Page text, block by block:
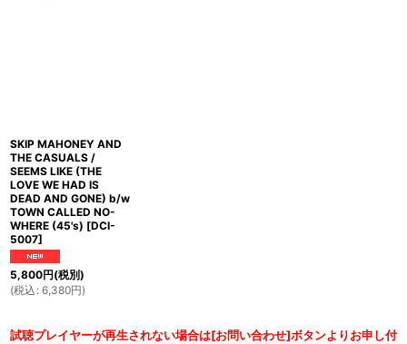
SKIP MAHONEY AND
THE CASUALS /
SEEMS LIKE (THE
LOVE WE HAD IS
DEAD AND GONE) b/w
TOWN CALLED NO-
WHERE (45's) [DCI-
5007]
5,800円(税別)
(税込 : 6,380円)
試聴プレイヤーが再生されない場合は[お問い合わせ]ボタンよりお申し付